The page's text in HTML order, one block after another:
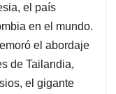
el país
en el mundo.
el abordaje
de Tailandia,
el gigante